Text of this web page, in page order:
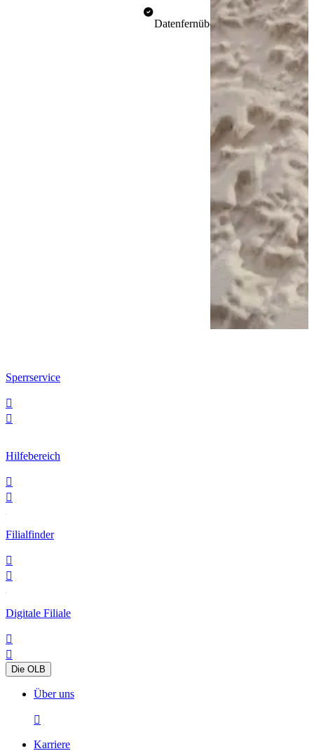
Datenfernübermittlung
Sperrservice


Hilfebereich


Filialfinder


Digitale Filiale


Die OLB
Über uns

Karriere